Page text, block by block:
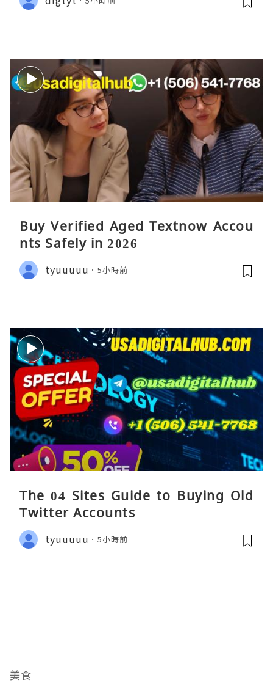
Buy Verified Aged Textnow Accou
nts Safely in 2026
tyuuuuu 5小時前
The 04 Sites Guide to Buying Old
Twitter Accounts
tyuuuuu 5小時前
美食